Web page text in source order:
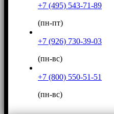
+7 (495) 543-71-89
(пн-пт)
+7 (926) 730-39-03
(пн-вс)
+7 (800) 550-51-51
(пн-вс)